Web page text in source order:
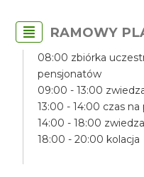
RAMOWY
08:00 zbiórka
pensjonatów
09:00 - 13:00
13:00 - 14:00 czas na
14:00 - 18:00
18:00 - 20:00 kolacja